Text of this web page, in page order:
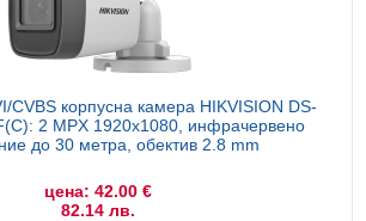
CVBS корпусна камера HIKVISION DS-
2 MPX 1920x1080, инфрачервено
до 30 метра, обектив 2.8 mm
цена: 42.00 €
82.14 лв.